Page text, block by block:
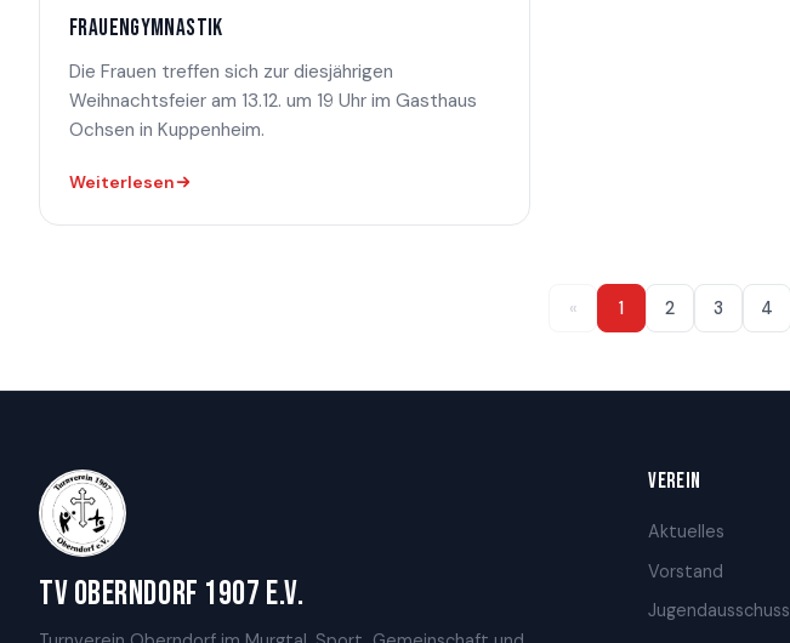
FRAUENGYMNASTIK
Die Frauen treffen sich zur diesjährigen
Weihnachtsfeier am 13.12. um 19 Uhr im Gasthaus
Ochsen in Kuppenheim.
Weiterlesen
« 1 2 3 4
TV Oberndorf 1907 e.V.
VEREIN
Aktuelles
Vorstand
Jugendausschuss